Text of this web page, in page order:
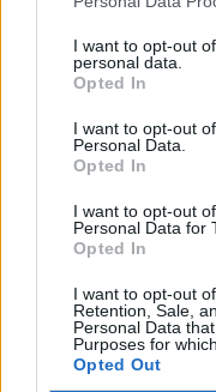
I want to opt-out
personal data.
Opted In
I want to opt-out
Personal Data.
Opted In
I want to opt-out
Personal Data for
Opted In
I want to opt-out
Retention, Sale,
Personal Data
Purposes for
Opted Out
med bryggpuben
Kazan ligger cirka
av många ryska
spännande på
och sedan skickade
Målet med resan
lika populära i
imperial stout står
bryggerierna ska
– De ville veta mer